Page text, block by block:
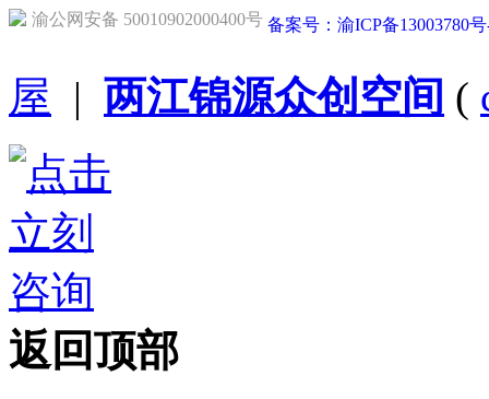
渝公网安备 50010902000400号 备案号：渝ICP备13003780
屋 | 两江锦源众创空间 (
返回顶部